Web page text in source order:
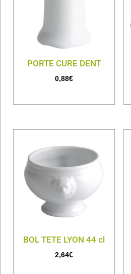
PORTE CURE DENT
0,88€
BOL TETE LYON 44 cl
2,64€